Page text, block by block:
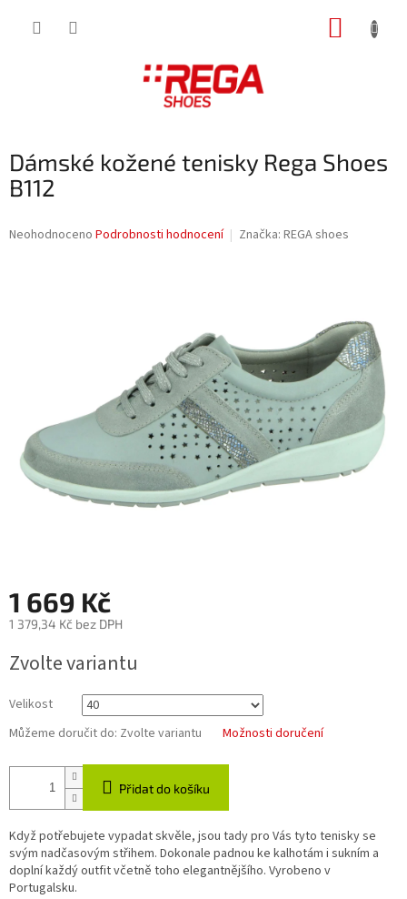
Dámské kožené tenisky Rega Shoes
B112
Průměrné
Neohodnoceno Podrobnosti hodnocení Značka: REGA shoes
1 669 Kč
1 379,34 Kč bez DPH
cena:
Zvolte variantu
Velikost
Můžeme doručit do: Zvolte variantu Možnosti doručení
Přidat do košíku
Když potřebujete vypadat skvěle, jsou tady pro Vás tyto tenisky se
svým nadčasovým střihem. Dokonale padnou ke kalhotám i sukním a
doplní každý outfit včetně toho elegantnějšího. Vyrobeno v
Portugalsku.